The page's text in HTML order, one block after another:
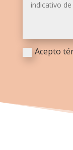
Acepto